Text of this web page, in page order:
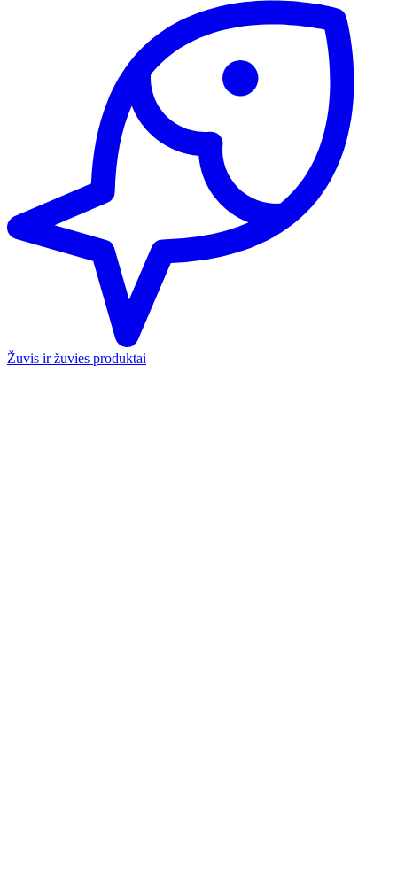
Žuvis ir žuvies produktai